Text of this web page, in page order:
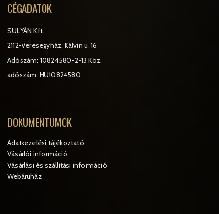
CÉGADATOK
SULYÁN Kft.
2112-Veresegyház, Kálvin u. 16
Adószám: 10824580-2-13 Köz.
adószám: HU10824580
DOKUMENTUMOK
Adatkezelési tájékoztató
Vásárlói információ
Vásárlási és szállítási információ
Webáruház